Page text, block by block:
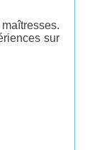
sur